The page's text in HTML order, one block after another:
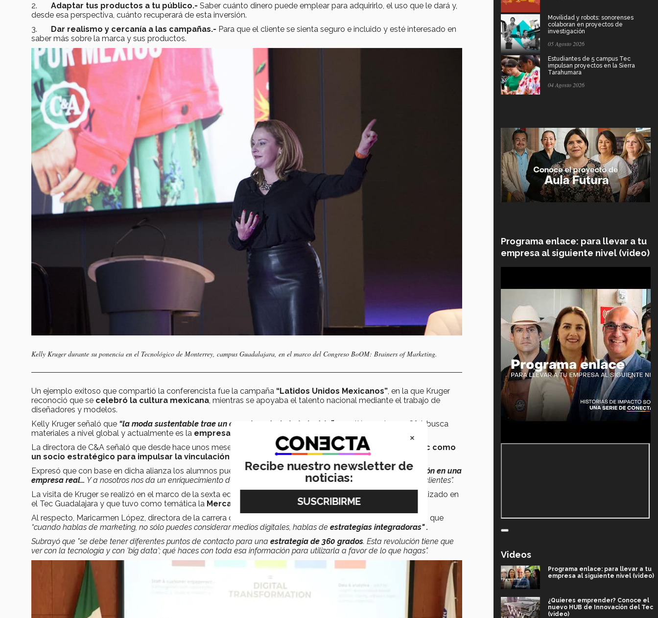
2. Adaptar tus productos a tu público.- Saber cuánto dinero puede emplear para adquirirlo, el uso que le dará y,
desde esa perspectiva, cuánto recuperará de esta inversión.
3. Dar realismo y cercanía a las campañas.- Para que el cliente se sienta seguro e incluido y esté interesado en
saber más sobre la marca y sus productos.
Kelly Kruger durante su ponencia en el Tecnológico de Monterrey, campus Guadalajara, en el marco del Congreso BoOM: Brainers of Marketing.
Un ejemplo exitoso que compartió la conferencista fue la campaña “Latidos Unidos Mexicanos” , en la que Kruger
reconoció que se celebró la cultura mexicana , mientras se apoyaba el talento nacional mediante el trabajo de
diseñadores y modelos.
Kelly Kruger señaló que “la moda sustentable trae un empuje en toda la industria”; cuestión por la que C&A busca
materiales a nivel global y actualmente es la empresa número 1
La directora de C&A señaló que desde hace unos meses han trabajado con laEscuela de Negocios del Tec como
un socio estratégico para impulsar la vinculación académica.
Expresó que con base en dicha alianza los alumnos pueden“integrar conocimientos aprendidos con su aplicación en una
empresa real… Y a nosotros nos da un enriquecimiento de ideas de mexicanos, que al final del día, son nuestros clientes”.
La visita de Kruger se realizó en el marco de la sexta edición del
realizado en
el Tec Guadalajara y que tuvo como temática la Mercadotecnia Digital, enfocada a la sustentabilidad.
Al respecto, Maricarmen López, directora de la carrera de Mercadotecnia (LEM) del Tec Guadalajara, comentó que
“cuando hablas de marketing, no sólo puedes considerar medios digitales, hablas de estrategias integradoras" .
Subrayó que "se debe tener diferentes puntos de contacto para una estrategia de 360 grados. Esta revolución tiene que
ver con la tecnología y con 'big data'; qué haces con toda esa información para utilizarla a favor de lo que hagas”.
Movilidad y robots: sonorenses
colaboran en proyectos de
investigación
05 Agosto 2026
Estudiantes de 5 campus Tec
impulsan proyectos en la Sierra
Tarahumara
04 Agosto 2026
Programa enlace: para llevar a tu
empresa al siguiente nivel (video)
Videos
Programa enlace: para llevar a tu
empresa al siguiente nivel (video)
¿Quieres emprender? Conoce el
nuevo HUB de Innovación del Tec
(video)
×
Recibe nuestro newsletter de
noticias: